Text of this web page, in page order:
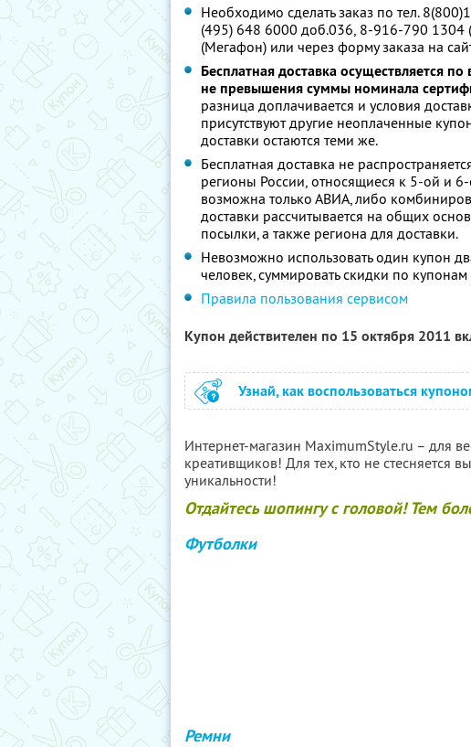
Необходимо сделать заказ по тел.
(495) 648 6000 доб.036, 8-916-790
(Мегафон) или через форму заказа на
Бесплатная доставка осуществляется
не превышения суммы номинала
разница доплачивается и условия
присутствуют другие неоплаченные
доставки остаются теми же.
Бесплатная доставка не
регионы России, относящиеся к 5-ой и
возможна только АВИА, либо
доставки рассчитывается на общих
посылки, а также региона для доставки.
Невозможно использовать один купон
человек, суммировать скидки по
Правила пользования сервисом
Купон действителен по 15 октября 2011
Узнай, как воспользоваться
Интернет-магазин MaximumStyle.ru – для
креативщиков! Для тех, кто не стесняется
уникальности!
Отдайтесь шопингу с головой! Тем
Футболки
Ремни